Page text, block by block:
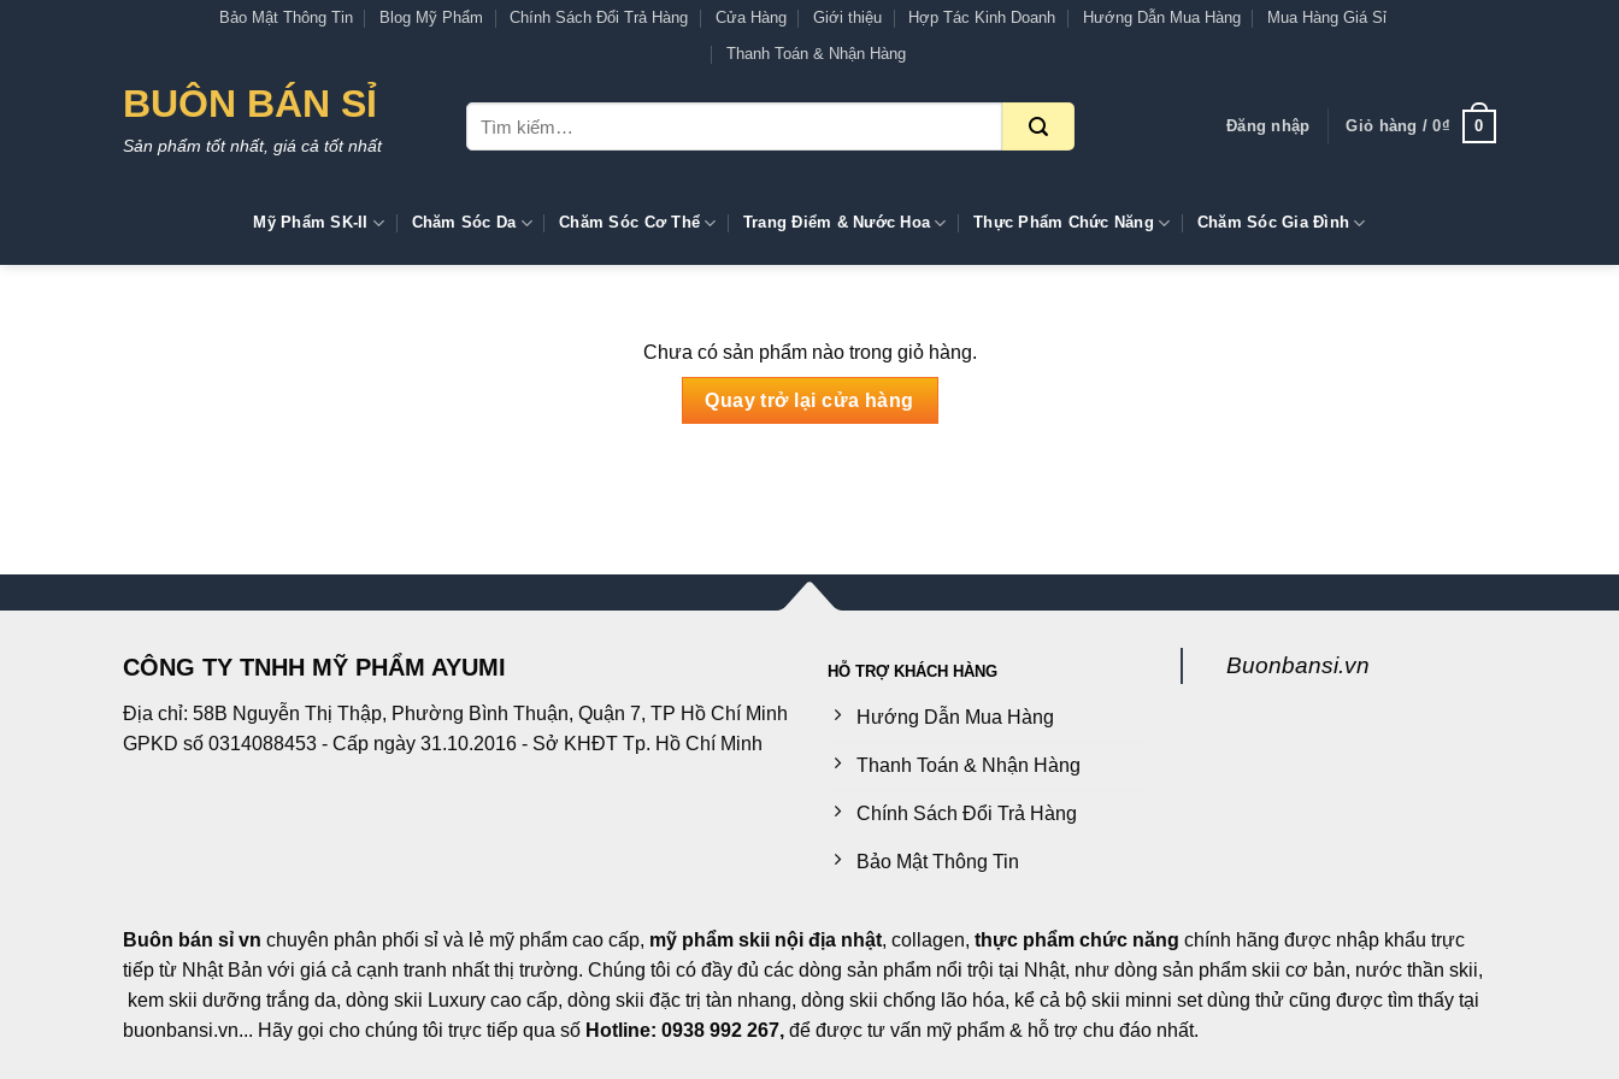
Bảo Mật Thông Tin Blog Mỹ Phẩm Chính Sách Đổi Trả Hàng Cửa Hàng Giới thiệu Hợp Tác Kinh Doanh Hướng Dẫn Mua Hàng
Mua Hàng Giá Sỉ
Thanh Toán & Nhận Hàng
BUÔN BÁN SỈ
Sản phẩm tốt nhất, giá cả tốt nhất
Tìm
kiếm:
Đăng nhập Giỏ hàng /0₫ 0
Mỹ Phẩm SK-II Chăm Sóc Da Chăm Sóc Cơ Thể Trang Điểm & Nước Hoa Thực Phẩm Chức Năng Chăm Sóc Gia Đình
Chưa có sản phẩm nào trong giỏ hàng.
Quay trở lại cửa hàng
CÔNG TY TNHH MỸ PHẨM AYUMI
Địa chỉ: 58B Nguyễn Thị Thập, Phường Bình Thuận, Quận 7, TP Hồ Chí Minh
GPKD số 0314088453 - Cấp ngày 31.10.2016 - Sở KHĐT Tp. Hồ Chí Minh
HỖ TRỢ KHÁCH HÀNG
Hướng Dẫn Mua Hàng
Thanh Toán & Nhận Hàng
Chính Sách Đổi Trả Hàng
Bảo Mật Thông Tin
Buonbansi.vn
Buôn bán sỉ vn chuyên phân phối sỉ và lẻ mỹ phẩm cao cấp, mỹ phẩm skii nội địa nhật, collagen, thực phẩm chức năng chính hãng được nhập khẩu trực
tiếp từ Nhật Bản với giá cả cạnh tranh nhất thị trường. Chúng tôi có đầy đủ các dòng sản phẩm nổi trội tại Nhật, như dòng sản phẩm skii cơ bản, nước thần skii,
kem skii dưỡng trắng da, dòng skii Luxury cao cấp, dòng skii đặc trị tàn nhang, dòng skii chống lão hóa, kể cả bộ skii minni set dùng thử cũng được tìm thấy tại
buonbansi.vn... Hãy gọi cho chúng tôi trực tiếp qua số Hotline: 0938 992 267, để được tư vấn mỹ phẩm & hỗ trợ chu đáo nhất.